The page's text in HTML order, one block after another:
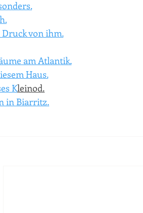
von ihm.
am Atlantik.
Haus.
Kleinod.
in Biarritz.